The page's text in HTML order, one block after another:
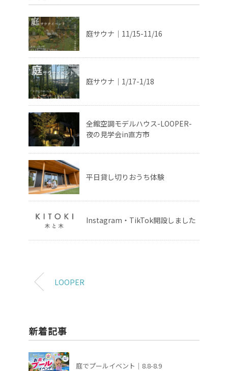
庭サウナ｜11/15-11/16
庭サウナ｜1/17-1/18
全館空調モデルハウス-LOOPER-
夜の見学会in直方市
平日貸し切りおうち体験
Instagram・TikTok開設しました
LOOPER
新着記事
庭でプールイベント｜8.8-8.9